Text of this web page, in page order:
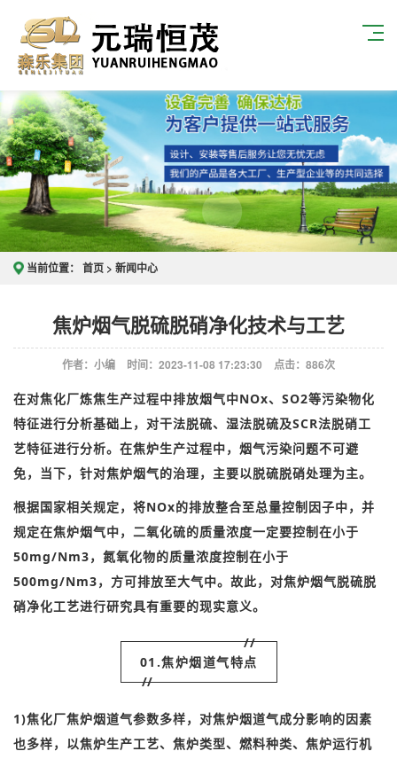
当前位置： 首页 > 新闻中心
焦炉烟气脱硫脱硝净化技术与工艺
作者：小编 时间：2023-11-08 17:23:30 点击： 886次
在对焦化厂炼焦生产过程中排放烟气中NOx、SO2等污染物化
特征进行分析基础上，对干法脱硫、湿法脱硫及SCR法脱硝工
艺特征进行分析。 在焦炉生产过程中，烟气污染问题不可避
免，当下，针对焦炉烟气的治理，主要以脱硫脱硝处理为主。
根据国家相关规定，将NOx的排放整合至总量控制因子中，并
规定在焦炉烟气中，二氧化硫的质量浓度一定要控制在小于
50mg/Nm3，氮氧化物的质量浓度控制在小于
500mg/Nm3，方可排放至大气中。 故此，对焦炉烟气脱硫脱
硝净化工艺进行研究具有重要的现实意义。
//
01.焦炉烟道气特点
//
1)焦化厂焦炉烟道气参数多样，对焦炉烟道气成分影响的因素
也多样，以焦炉生产工艺、焦炉类型、燃料种类、焦炉运行机